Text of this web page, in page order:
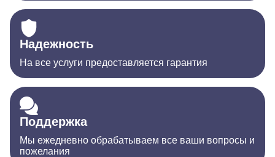
Надежность
На все услуги предоставляется гарантия
Поддержка
Мы ежедневно обрабатываем все ваши вопросы и
пожелания